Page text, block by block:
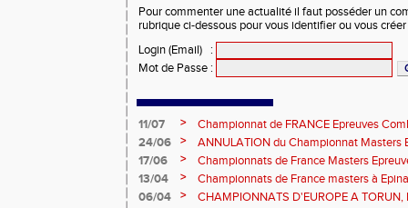
Pour commenter une actualité il faut posséder un
rubrique ci-dessous pour vous identifier ou vous
Login (Email)
:
Mot de Passe :
11/07 >
Championnat de FRANCE Epreuves
et Marche CHATEAUROUX
24/06 >
ANNULATION du Championnat Masters
Châteauroux les 27-28 juin
17/06 >
Championnats de France Masters
fond long
13/04 >
Championnats de France masters à
prévisionnels, montée de barres et
06/04 >
CHAMPIONNATS D'EUROPE A